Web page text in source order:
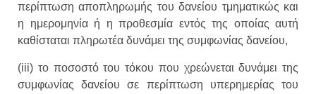
περίπτωση αποπληρωμής του δανείου τμηματικώς και
η ημερομηνία ή η προθεσμία εντός της οποίας αυτή
καθίσταται πληρωτέα δυνάμει της συμφωνίας δανείου,
(iii) το ποσοστό του τόκου που χρεώνεται δυνάμει της
συμφωνίας δανείου σε περίπτωση υπερημερίας του